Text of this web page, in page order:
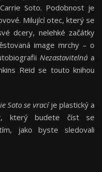
Soto. Podobnost je
Milující otec, který se
dcery, nelehké začátky
image mrchy – o
Nezastavitelná a
Reid se touto knihou
Soto se vracíje plastický a
který budete číst se
jako byste sledovali